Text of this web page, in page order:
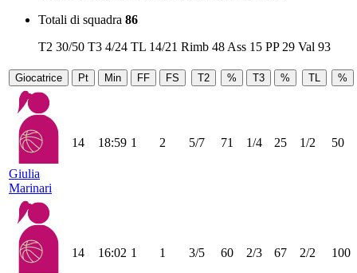
Totali di squadra 86
T2 30/50 T3 4/24 TL 14/21 Rimb 48 Ass 15 PP 29 Val 93
Giocatrice Pt Min FF FS T2 % T3 % TL %
Giulia
Marinari
14 18:59 1 2 5/7 71 1/4 25 1/2 50
14 16:02 1 1 3/5 60 2/3 67 2/2 100